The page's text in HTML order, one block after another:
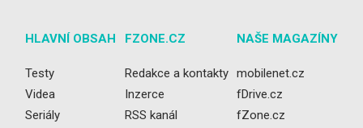
HLAVNÍ OBSAH
Testy
Videa
Seriály
FZONE.CZ
Redakce a kontakty
Inzerce
RSS kanál
NAŠE MAGAZÍNY
mobilenet.cz
fDrive.cz
fZone.cz